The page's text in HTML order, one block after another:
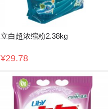
立白超浓缩粉2.38kg
¥29.78